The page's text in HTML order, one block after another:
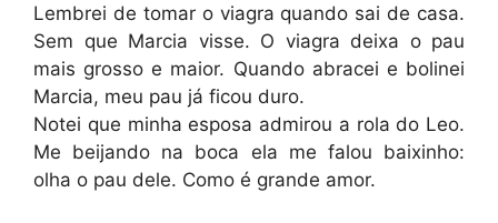
Lembrei de tomar o viagra quando sai de casa.
Sem que Marcia visse. O viagra deixa o pau
mais grosso e maior. Quando abracei e bolinei
Marcia, meu pau já ficou duro.
Notei que minha esposa admirou a rola do Leo.
Me beijando na boca ela me falou baixinho:
olha o pau dele. Como é grande amor.